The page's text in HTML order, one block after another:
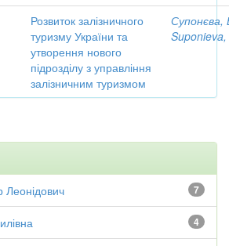
Розвиток залізничного
туризму України та
утворення нового
підрозділу з управління
залізничним туризмом
Супонєва,
Suponieva,
7
4